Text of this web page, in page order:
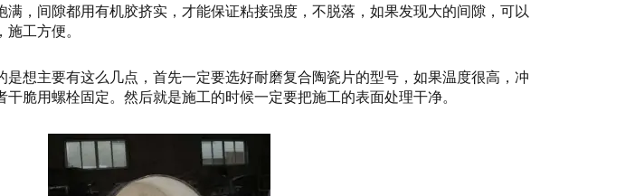
满，间隙都用有机胶挤实，才能保证粘接强度，不脱落，如果发现大的间隙，可以
工方便。
是想主要有这么几点，首先一定要选好耐磨复合陶瓷片的型号，如果温度很高，冲
脆用螺栓固定。然后就是施工的时候一定要把施工的表面处理干净。